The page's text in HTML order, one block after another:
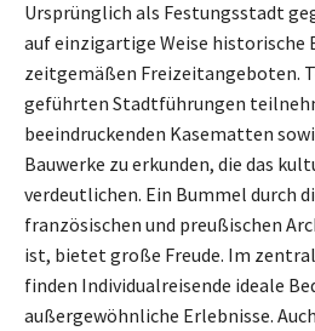
Ursprünglich als Festungsstadt
auf einzigartige Weise historische
zeitgemäßen Freizeitangeboten.
geführten Stadtführungen
beeindruckenden Kasematten
Bauwerke zu erkunden, die das
verdeutlichen. Ein Bummel durch
französischen und preußischen
ist, bietet große Freude. Im
finden Individualreisende ideale
außergewöhnliche Erlebnisse.